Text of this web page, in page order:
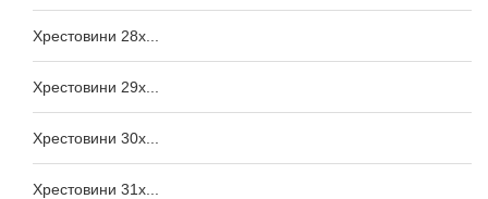
Хрестовини 28x...
Хрестовини 29x...
Хрестовини 30x...
Хрестовини 31x...